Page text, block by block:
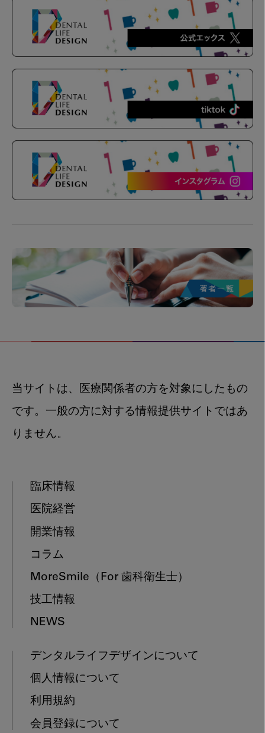
当サイトは、医療関係者の方を対象にしたもの
です。一般の方に対する情報提供サイトではあ
りません。
臨床情報
医院経営
開業情報
コラム
MoreSmile （For 歯科衛生士）
技工情報
NEWS
デンタルライフデザインについて
個人情報について
利用規約
会員登録について